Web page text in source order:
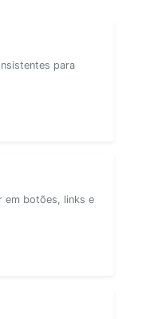
para
em botões, links e